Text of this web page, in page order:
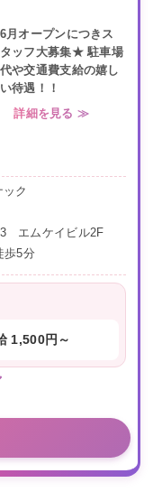
6月オープンにつきス
タッフ大募集★ 駐車場
代や交通費支給の嬉し
い待遇！！
詳細を見る ≫
ック
エムケイビル2F
歩5分
1,500円～